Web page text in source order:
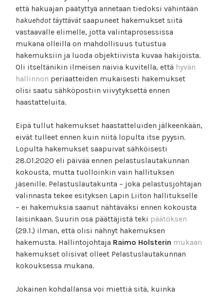
että hakuajan päätyttyä annetaan tiedoksi vähintään
hakuehdot täyttävätsaapuneet hakemukset siitä
vastaavalle elimelle, jotta valintaprosessissa
mukana olleilla on mahdollisuus tutustua
hakemuksiin ja luoda objektiivista kuvaa hakijoista.
Oli itseltänikin ilmeisen naivia kuvitella, että hyvän
hallinnon periaatteiden mukaisesti hakemukset
olisi saatu sähköpostiin viivytyksettä ennen
haastatteluita.
Eipä tullut hakemukset haastatteluiden jälkeenkään,
eivät tulleet ennen kuin niitä lopulta itse pyysin.
Lopulta hakemukset saapuivat sähköisesti
28.01.2020 eli päivää ennen pelastuslautakunnan
kokousta, mutta tuolloinkin vain hallituksen
jäsenille. Pelastuslautakunta – joka pelastusjohtajan
valinnasta tekee esityksen Lapin Liiton hallitukselle
– ei hakemuksia saanut nähtäväksi ennen kokousta
laisinkaan. Suurin osa päättäjistä teki päätöksen
(29.1.) ilman, että olisi nähnyt hakemuksen
hakemusta. Hallintojohtaja Raimo Holsterin mukaan
hakemukset olisivat olleet Pelastuslautakunnan
kokouksessa mukana.
Jokainen kohdallansa voi miettiä sitä, kuinka